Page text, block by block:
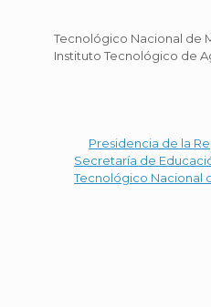
Tecnológico Nacional de
Instituto Tecnológico de
Presidencia de la
Secretaría de
Tecnológico Nacional